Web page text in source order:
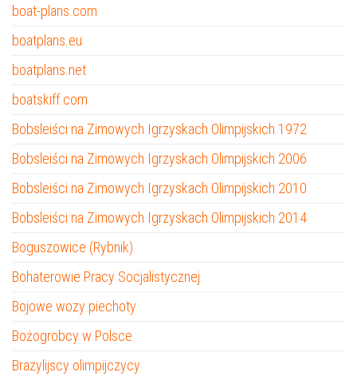
boat-plans.com
boatplans.eu
boatplans.net
boatskiff.com
Bobsleiści na Zimowych Igrzyskach Olimpijskich 1972
Bobsleiści na Zimowych Igrzyskach Olimpijskich 2006
Bobsleiści na Zimowych Igrzyskach Olimpijskich 2010
Bobsleiści na Zimowych Igrzyskach Olimpijskich 2014
Boguszowice (Rybnik)
Bohaterowie Pracy Socjalistycznej
Bojowe wozy piechoty
Bożogrobcy w Polsce
Brazylijscy olimpijczycy